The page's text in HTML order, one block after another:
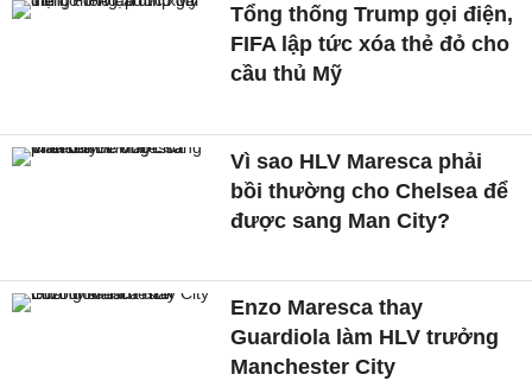
Tổng thống Trump gọi điện,
FIFA lập tức xóa thẻ đỏ cho
cầu thủ Mỹ
Vì sao HLV Maresca phải
bồi thường cho Chelsea để
được sang Man City?
Enzo Maresca thay
Guardiola làm HLV trưởng
Manchester City